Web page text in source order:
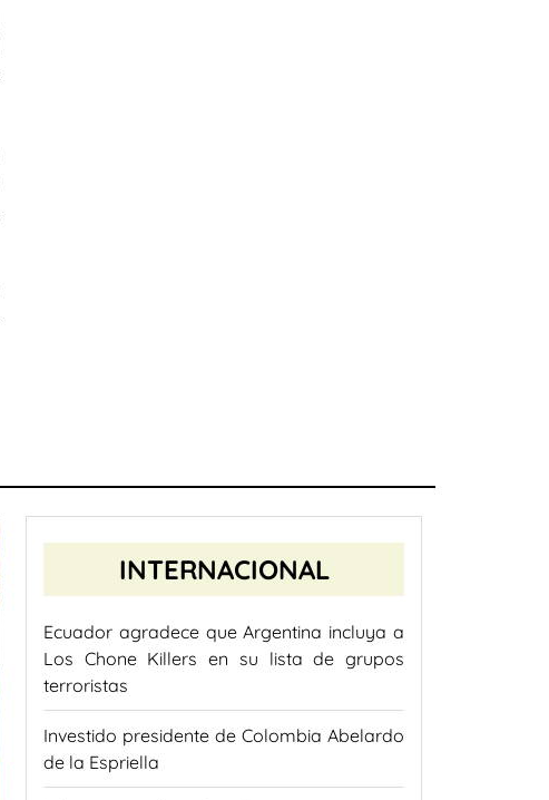
INTERNACIONAL
Ecuador agradece que Argentina incluya a
Los Chone Killers en su lista de grupos
terroristas
Investido presidente de Colombia Abelardo
de la Espriella